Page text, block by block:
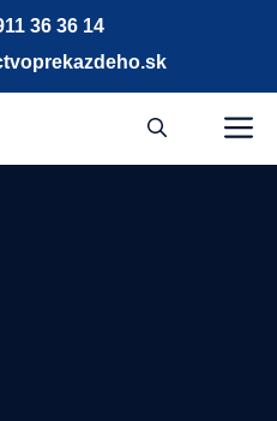
36 36 14